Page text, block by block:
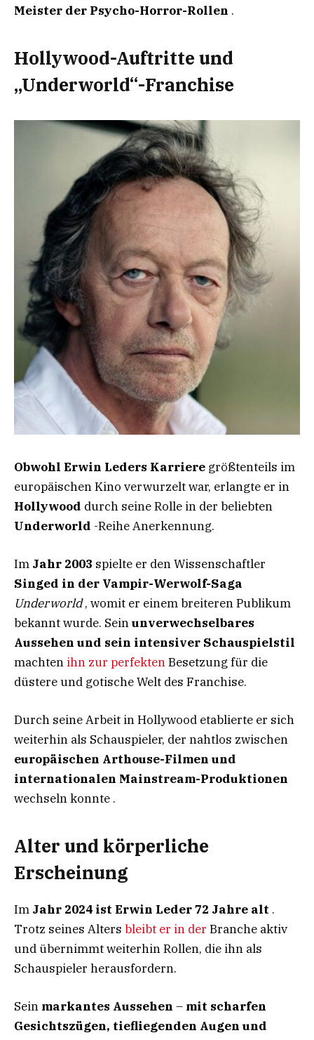
Meister der Psycho-Horror-Rollen .
Hollywood-Auftritte und
„Underworld“-Franchise
Obwohl Erwin Leders Karriere größtenteils im
europäischen Kino verwurzelt war, erlangte er in
Hollywood durch seine Rolle in der beliebten
Underworld -Reihe Anerkennung.
Im Jahr 2003 spielte er den Wissenschaftler
Singed in der Vampir-Werwolf-Saga
Underworld, womit er einem breiteren Publikum
bekannt wurde. Seinunverwechselbares
Aussehen und sein intensiver Schauspielstil
machten ihn zur perfektenBesetzung für die
düstere und gotische Welt des Franchise.
Durch seine Arbeit in Hollywood etablierte er sich
weiterhin als Schauspieler, der nahtlos zwischen
europäischen Arthouse-Filmen und
internationalen Mainstream-Produktionen
wechseln konnte .
Alter und körperliche
Erscheinung
Im Jahr 2024 ist Erwin Leder 72 Jahre alt .
Trotz seines Alters bleibt er in der Branche aktiv
und übernimmt weiterhin Rollen, die ihn als
Schauspieler herausfordern.
Sein markantes Aussehen – mit scharfen
Gesichtszügen, tiefliegenden Augen und